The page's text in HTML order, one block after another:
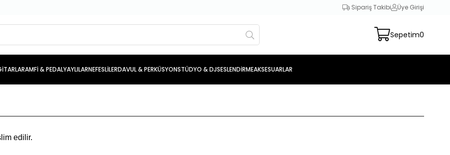
Sipariş Takibi Üye Girişi
Sepetim0
AMFİ & PEDALYAYLILARNEFESLİLERDAVUL & PERKÜSYONSTÜDYO & DJSESLENDİRMEAKSESUARLAR
edilir.